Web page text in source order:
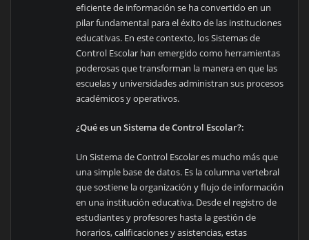
eficiente de información se ha convertido en un
pilar fundamental para el éxito de las instituciones
educativas. En este contexto, los Sistemas de
Control Escolar han emergido como herramientas
poderosas que transforman la manera en que las
escuelas y universidades administran sus procesos
académicos y operativos.
¿Qué es un Sistema de Control Escolar?:
Un Sistema de Control Escolar es mucho más que
una simple base de datos. Es la columna vertebral
que sostiene la organización y flujo de información
en una institución educativa. Desde el registro de
estudiantes y profesores hasta la gestión de
horarios, calificaciones y asistencias, estas